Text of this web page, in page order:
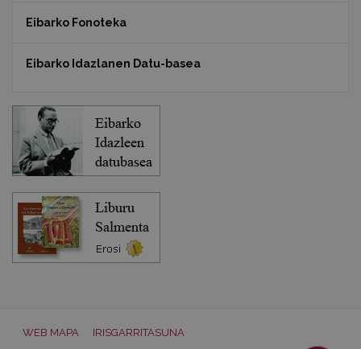
Eibarko Fonoteka
Eibarko Idazlanen Datu-basea
WEB MAPA
IRISGARRITASUNA